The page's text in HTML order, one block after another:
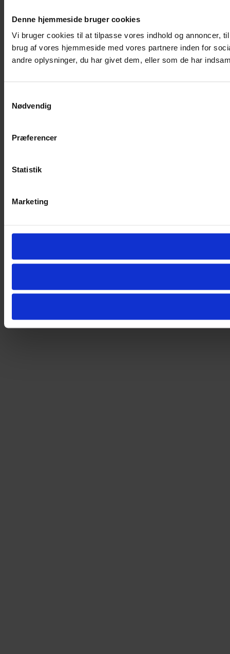
Denne hjemmeside bruger cookies
Vi bruger cookies til at tilpasse vores indhold og annoncer,
brug af vores hjemmeside med vores partnere inden for
andre oplysninger, du har givet dem, eller som de har
Nødvendig
Præferencer
Statistik
Marketing